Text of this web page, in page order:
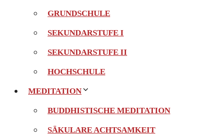
GRUNDSCHULE
SEKUNDARSTUFE I
SEKUNDARSTUFE II
HOCHSCHULE
MEDITATION
BUDDHISTISCHE MEDITATION
SÄKULARE ACHTSAMKEIT